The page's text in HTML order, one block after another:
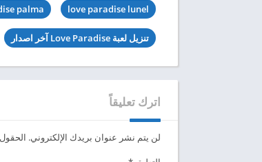
love paradise lunel
palma
تنزيل لعبة Love Paradise آخر اصدار
اترك تعليقاً
لن يتم نشر عنوان بريدك الإلكتروني. الحقول